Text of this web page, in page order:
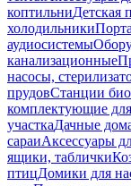
коптильниДетская
холодильники
аудиосистемы
канализационные
насосы,
прудовСтанции
комплектующие
участкаДачные
сараиАксессуары
ящики, таблички
птицДомики для